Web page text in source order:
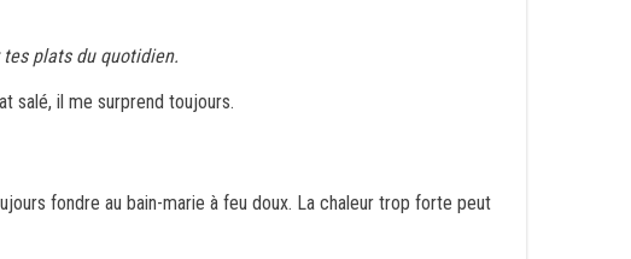
plats du quotidien.
salé, il me surprend toujours.
fondre au bain-marie à feu doux. La chaleur trop forte peut